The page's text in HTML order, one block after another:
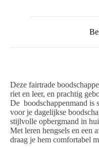
Deze fairtrade
riet en leer, en prachtig
De boodschappenmand is
voor je dagelijkse
stijlvolle opbergmand in
Met leren hengsels en een
draag je hem comfortabel